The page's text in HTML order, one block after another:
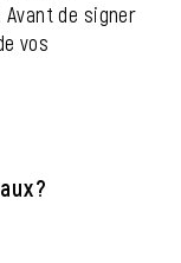
de signer
vos